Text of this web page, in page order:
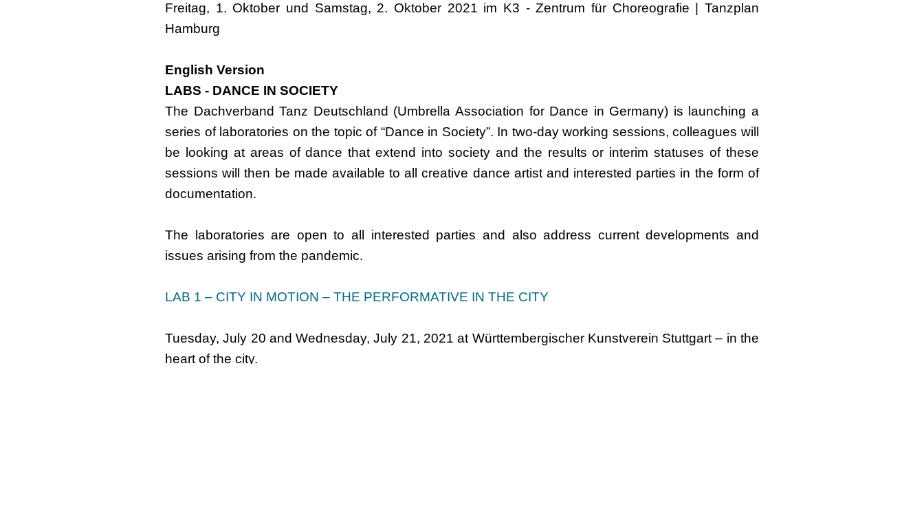
Freitag, 1. Oktober und Samstag, 2. Oktober 2021 im K3 - Zentrum für Choreografie | Tanzplan
Hamburg
English Version
LABS - DANCE IN SOCIETY
The Dachverband Tanz Deutschland (Umbrella Association for Dance in Germany) is launching a
series of laboratories on the topic of “Dance in Society”. In two-day working sessions, colleagues will
be looking at areas of dance that extend into society and the results or interim statuses of these
sessions will then be made available to all creative dance artist and interested parties in the form of
documentation.
The laboratories are open to all interested parties and also address current developments and
issues arising from the pandemic.
LAB 1 – CITY IN MOTION – THE PERFORMATIVE IN THE CITY
Tuesday, July 20 and Wednesday, July 21, 2021 at Württembergischer Kunstverein Stuttgart – in the
heart of the city.